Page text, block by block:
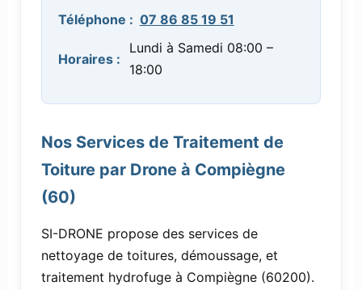
Téléphone : 07 86 85 19 51
Horaires :
Lundi à Samedi 08:00 –
18:00
Nos Services de Traitement de
Toiture par Drone à Compiègne
(60)
SI-DRONE propose des services de
nettoyage de toitures, démoussage, et
traitement hydrofuge à Compiègne (60200).